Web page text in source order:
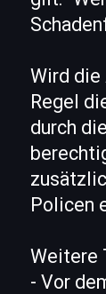
Wird die
Regel
durch
Policen
Weitere
- Vor